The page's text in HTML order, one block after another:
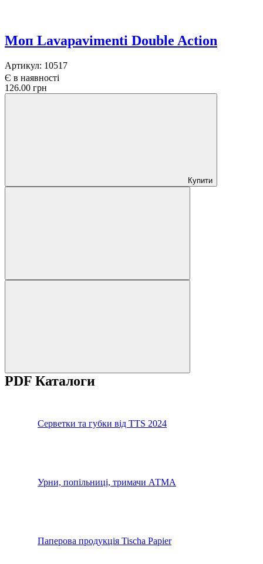
Моп Lavapavimenti Double Action
Артикул: 10517
Є в наявності
126.00 грн
Купити
PDF Каталоги
Серветки та губки від TTS 2024
Урни, попільниці, тримачи АТМА
Паперова продукція Tischa Papier